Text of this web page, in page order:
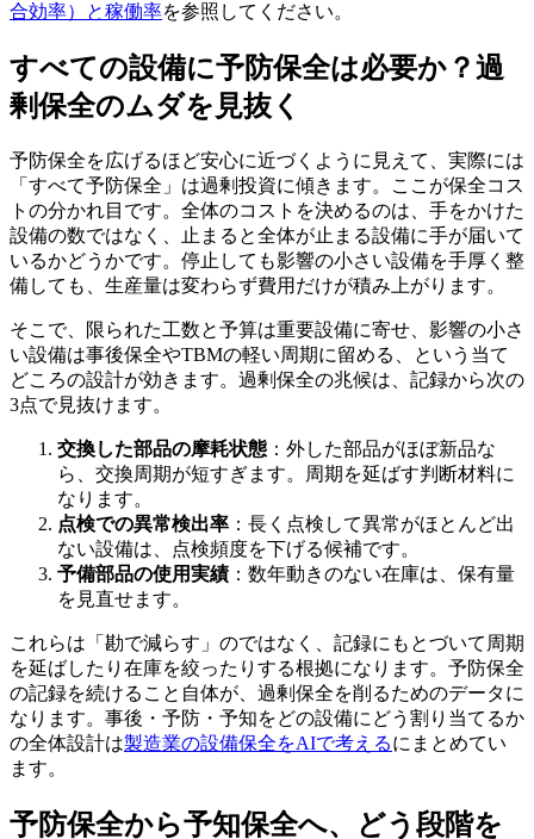
合効率）と稼働率を参照してください。
すべての設備に予防保全は必要か？過
剰保全のムダを見抜く
予防保全を広げるほど安心に近づくように見えて、実際には
「すべて予防保全」は過剰投資に傾きます。ここが保全コス
トの分かれ目です。全体のコストを決めるのは、手をかけた
設備の数ではなく、止まると全体が止まる設備に手が届いて
いるかどうかです。停止しても影響の小さい設備を手厚く整
備しても、生産量は変わらず費用だけが積み上がります。
そこで、限られた工数と予算は重要設備に寄せ、影響の小さ
い設備は事後保全やTBMの軽い周期に留める、という当て
どころの設計が効きます。過剰保全の兆候は、記録から次の
3点で見抜けます。
交換した部品の摩耗状態 ：外した部品がほぼ新品な
ら、交換周期が短すぎます。周期を延ばす判断材料に
なります。
点検での異常検出率 ：長く点検して異常がほとんど出
ない設備は、点検頻度を下げる候補です。
予備部品の使用実績 ：数年動きのない在庫は、保有量
を見直せます。
これらは「勘で減らす」のではなく、記録にもとづいて周期
を延ばしたり在庫を絞ったりする根拠になります。予防保全
の記録を続けること自体が、過剰保全を削るためのデータに
なります。事後・予防・予知をどの設備にどう割り当てるか
の全体設計は製造業の設備保全をAIで考えるにまとめてい
ます。
予防保全から予知保全へ、どう段階を